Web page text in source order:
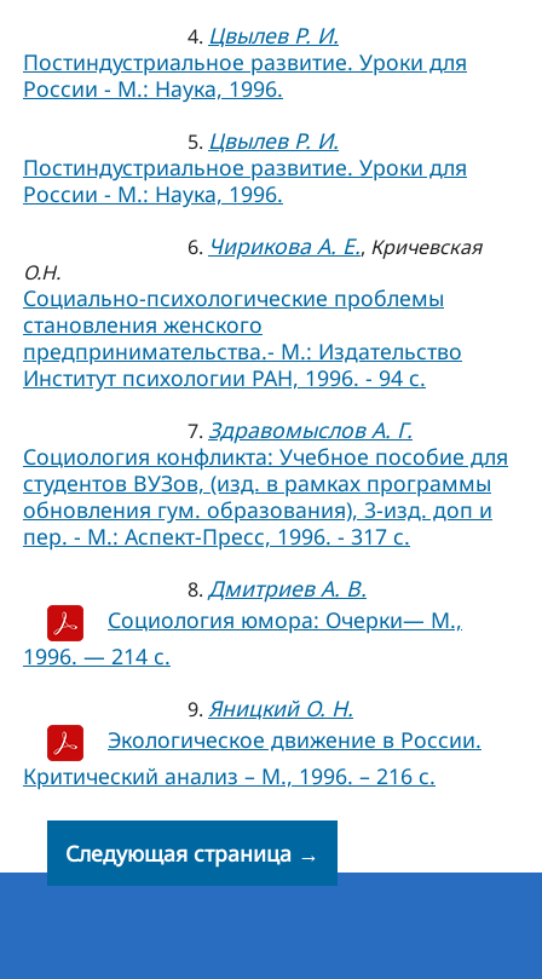
4. Цвылев Р. И.
Постиндустриальное развитие. Уроки для
России - М.: Наука, 1996.
5. Цвылев Р. И.
Постиндустриальное развитие. Уроки для
России - М.: Наука, 1996.
6. Чирикова А. Е., Кричевская
О.Н.
Социально-психологические проблемы
становления женского
предпринимательства.- М.: Издательство
Институт психологии РАН, 1996. - 94 с.
7. Здравомыслов А. Г.
Социология конфликта: Учебное пособие для
студентов ВУЗов, (изд. в рамках программы
обновления гум. образования), 3-изд. доп и
пер. - М.: Аспект-Пресс, 1996. - 317 с.
8. Дмитриев А. В.
Социология юмора: Очерки— М.,
1996. — 214 c.
9. Яницкий О. Н.
Экологическое движение в России.
Критический анализ – М., 1996. – 216 с.
Следующая страница →